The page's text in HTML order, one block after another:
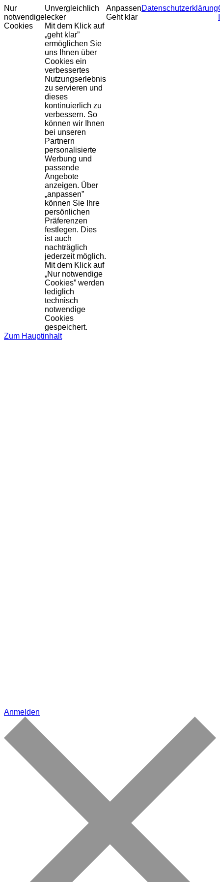
Nur
notwendige
Cookies
Unvergleichlich
lecker
Mit dem Klick auf
„geht klar”
ermöglichen Sie
uns Ihnen über
Cookies ein
verbessertes
Nutzungserlebnis
zu servieren und
dieses
kontinuierlich zu
verbessern. So
können wir Ihnen
bei unseren
Partnern
personalisierte
Werbung und
passende
Angebote
anzeigen. Über
„anpassen”
können Sie Ihre
persönlichen
Präferenzen
festlegen. Dies
ist auch
nachträglich
jederzeit möglich.
Mit dem Klick auf
„Nur notwendige
Cookies” werden
lediglich
technisch
notwendige
Cookies
gespeichert.
Anpassen
Geht klar
Datenschutzerklärung
Zum Hauptinhalt
Anmelden